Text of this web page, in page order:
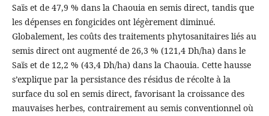
Saïs et de 47,9 % dans la Chaouia en semis direct, tandis que
les dépenses en fongicides ont légèrement diminué.
Globalement, les coûts des traitements phytosanitaires liés au
semis direct ont augmenté de 26,3 % (121,4 Dh/ha) dans le
Saïs et de 12,2 % (43,4 Dh/ha) dans la Chaouia. Cette hausse
s’explique par la persistance des résidus de récolte à la
surface du sol en semis direct, favorisant la croissance des
mauvaises herbes, contrairement au semis conventionnel où